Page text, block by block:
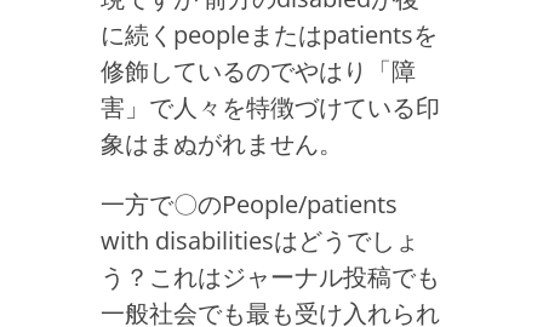
に続くpeopleまたはpatientsを
修飾しているのでやはり「障
害」で人々を特徴づけている印
象はまぬがれません。
一方で〇のPeople/patients
with disabilitiesはどうでしょ
う？これはジャーナル投稿でも
一般社会でも最も受け入れられ